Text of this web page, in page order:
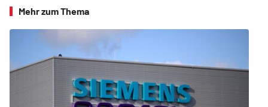
Mehr zum Thema